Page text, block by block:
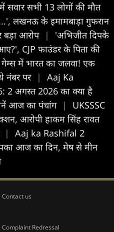
सवार सभी 13 लोगों की मौत
लखनऊ के इमामबाड़ा गुफरान
बड़ा आरोप |
'अभिजीत दिपके
CJP फाउंडर के पिता की
में भारत का जलवा! एक
नंबर पर |
Aaj Ka
2 अगस्त 2026 का क्या है
आज का पंचांग |
UKSSSC
आरोपी हाकम सिंह रावत
|
Aaj ka Rashifal 2
आज का द‍िन, मेष से मीन
Contact us
Complaint Redressal